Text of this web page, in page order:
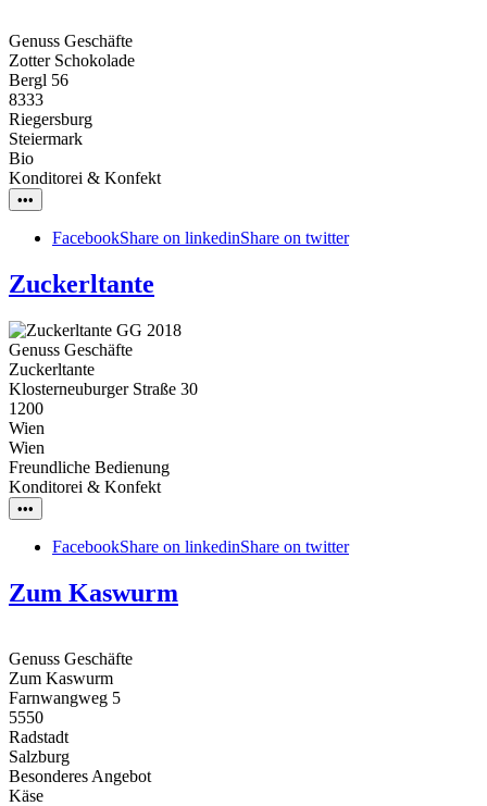
Genuss Geschäfte
Zotter Schokolade
Bergl 56
8333
Riegersburg
Steiermark
Bio
Konditorei & Konfekt
•••
FacebookShare on linkedinShare on twitter
Zuckerltante
Genuss Geschäfte
Zuckerltante
Klosterneuburger Straße 30
1200
Wien
Wien
Freundliche Bedienung
Konditorei & Konfekt
•••
FacebookShare on linkedinShare on twitter
Zum Kaswurm
Genuss Geschäfte
Zum Kaswurm
Farnwangweg 5
5550
Radstadt
Salzburg
Besonderes Angebot
Käse